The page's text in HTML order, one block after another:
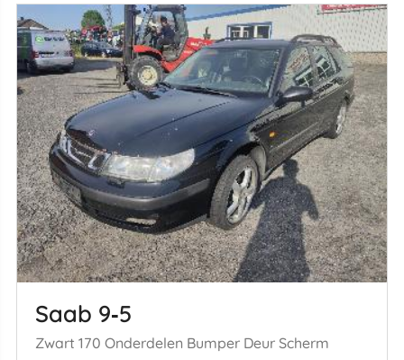
Saab 9‑5
Zwart 170 Onderdelen Bumper Deur Scherm